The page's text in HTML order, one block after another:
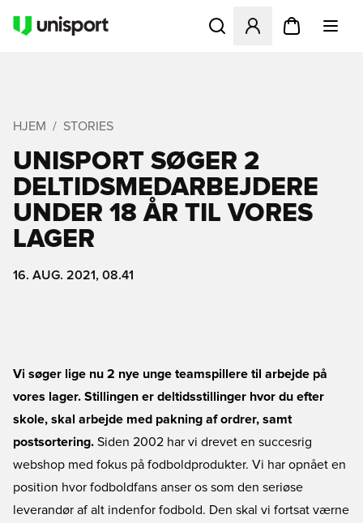
Åbner en Modal til at
HJEM STORIES
UNISPORT SØGER 2
DELTIDSMEDARBEJDERE
UNDER 18 ÅR TIL VORES
LAGER
16. AUG. 2021, 08.41
Vi søger lige nu 2 nye unge teamspillere til arbejde på
vores lager. Stillingen er deltidsstillinger hvor du efter
skole, skal arbejde med pakning af ordrer, samt
postsortering. Siden 2002 har vi drevet en succesrig
webshop med fokus på fodboldprodukter. Vi har opnået en
position hvor fodboldfans anser os som den seriøse
leverandør af alt indenfor fodbold. Den skal vi fortsat værne